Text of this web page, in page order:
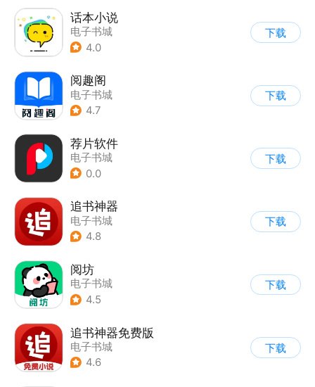
话本小说
电子书城
4.0
下载
阅趣阁
电子书城
4.7
下载
荐片软件
电子书城
0.0
下载
追书神器
电子书城
4.8
下载
阅坊
电子书城
4.5
下载
追书神器免费版
电子书城
4.6
下载